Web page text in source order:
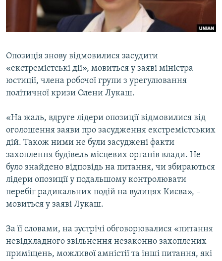
ВІДЕОУРОКИ «ELIFBE»
СВІДЧЕННЯ ОКУПАЦІЇ
Русский
Qırımtatar
ДОЛУЧАЙСЯ!
Опозиція знову відмовилися засудити
«екстремістські дії», мовиться у заяві міністра
юстиції, члена робочої групи з урегулювання
політичної кризи Олени Лукаш.
«На жаль, вдруге лідери опозиції відмовилися від
оголошення заяви про засудження екстремістських
дій. Також ними не були засуджені факти
захоплення будівель місцевих органів влади. Не
було знайдено відповідь на питання, чи збираються
лідери опозиції у подальшому контролювати
перебіг радикальних подій на вулицях Києва», –
мовиться у заяві Лукаш.
За її словами, на зустрічі обговорювалися «питання
невідкладного звільнення незаконно захоплених
приміщень, можливої амністії та інші питання, які